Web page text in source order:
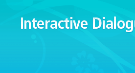
Interactive
PR 2.0